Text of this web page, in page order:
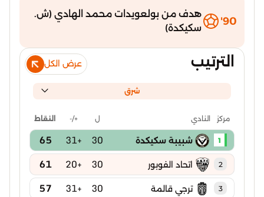
90'
هدف من بولعويدات محمد الهادي (ش.
سكيكدة)
الترتيب عرض الكل
شرق
مركز النادي ل +/- النقاط
1 شبيبة سكيكدة 30
+31
65
2 اتحاد الفوبور 30
+20
61
3 ترجي قالمة 30
+31
57